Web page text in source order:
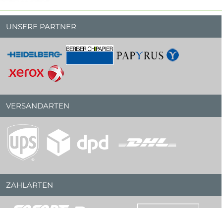
UNSERE PARTNER
VERSANDARTEN
ZAHLARTEN